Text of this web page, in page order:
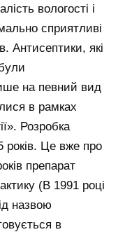
вологості і
сприятливі
Антисептики, які
на певний вид
в рамках
Розробка
років. Це вже про
препарат
(В 1991 році
назвою
в